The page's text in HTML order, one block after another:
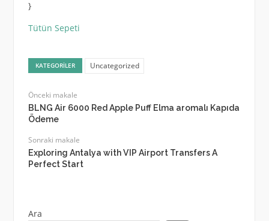
}
Tütün Sepeti
KATEGORILER Uncategorized
Önceki makale
BLNG Air 6000 Red Apple Puff Elma aromalı Kapıda
Ödeme
Sonraki makale
Exploring Antalya with VIP Airport Transfers A
Perfect Start
Ara